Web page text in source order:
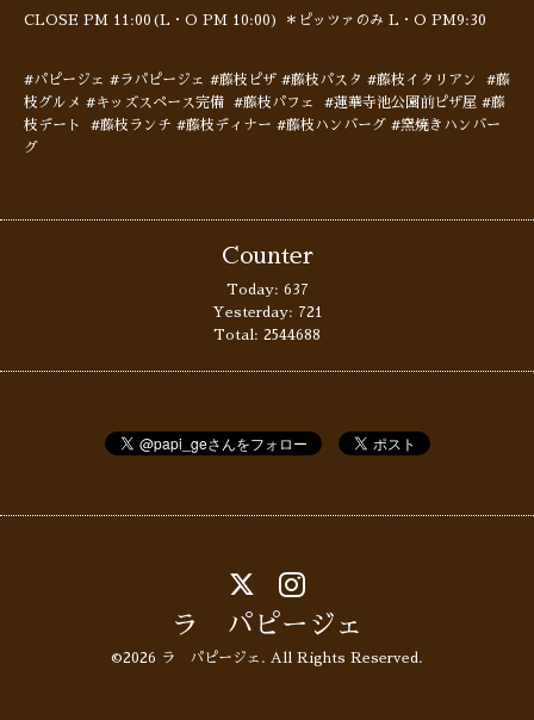
CLOSE PM 11:00(L・O PM 10:00) ＊ピッツァのみ L・O PM9:30
#パピージェ #ラパピージェ #藤枝ピザ #藤枝パスタ #藤枝イタリアン #藤
枝グルメ #キッズスペース完備 #藤枝パフェ #蓮華寺池公園前ピザ屋 #藤
枝デート #藤枝ランチ #藤枝ディナー #藤枝ハンバーグ #窯焼きハンバー
グ
Counter
Today: 637
Yesterday: 721
Total: 2544688
ラ パピージェ
©2026 ラ パピージェ . All Rights Reserved.